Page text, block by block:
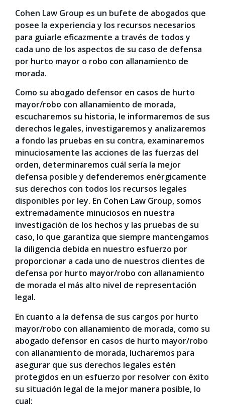
Cohen Law Group es un bufete de abogados que
posee la experiencia y los recursos necesarios
para guiarle eficazmente a través de todos y
cada uno de los aspectos de su caso de defensa
por hurto mayor o robo con allanamiento de
morada.
Como su abogado defensor en casos de hurto
mayor/robo con allanamiento de morada,
escucharemos su historia, le informaremos de sus
derechos legales, investigaremos y analizaremos
a fondo las pruebas en su contra, examinaremos
minuciosamente las acciones de las fuerzas del
orden, determinaremos cuál sería la mejor
defensa posible y defenderemos enérgicamente
sus derechos con todos los recursos legales
disponibles por ley. En Cohen Law Group, somos
extremadamente minuciosos en nuestra
investigación de los hechos y las pruebas de su
caso, lo que garantiza que siempre mantengamos
la diligencia debida en nuestro esfuerzo por
proporcionar a cada uno de nuestros clientes de
defensa por hurto mayor/robo con allanamiento
de morada el más alto nivel de representación
legal.
En cuanto a la defensa de sus cargos por hurto
mayor/robo con allanamiento de morada, como su
abogado defensor en casos de hurto mayor/robo
con allanamiento de morada, lucharemos para
asegurar que sus derechos legales estén
protegidos en un esfuerzo por resolver con éxito
su situación legal de la mejor manera posible, lo
cual: